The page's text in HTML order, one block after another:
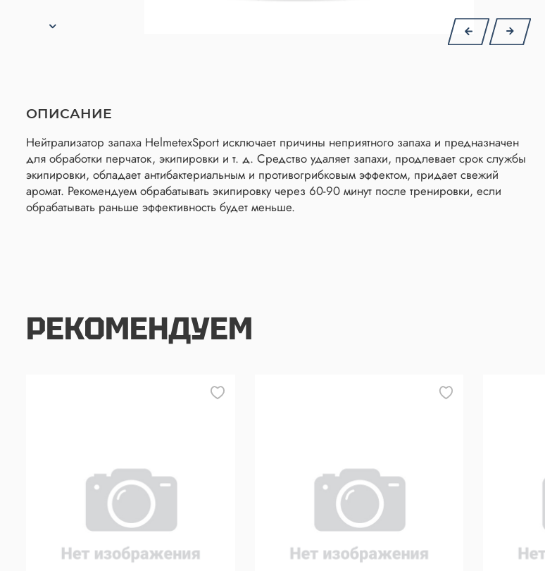
ОПИСАНИЕ
Нейтрализатор запаха HelmetexSport исключает причины неприятного запаха и предназначен
для обработки перчаток, экипировки и т. д. Средство удаляет запахи, продлевает срок службы
экипировки, обладает антибактериальным и противогрибковым эффектом, придает свежий
аромат. Рекомендуем обрабатывать экипировку через 60-90 минут после тренировки, если
обрабатывать раньше эффективность будет меньше.
РЕКОМЕНДУЕМ